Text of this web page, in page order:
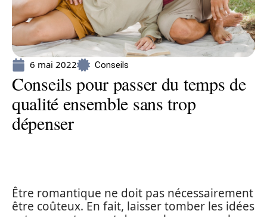
6 mai 2022 Conseils
Conseils pour passer du temps de
qualité ensemble sans trop
dépenser
Être romantique ne doit pas nécessairement
être coûteux. En fait, laisser tomber les idées